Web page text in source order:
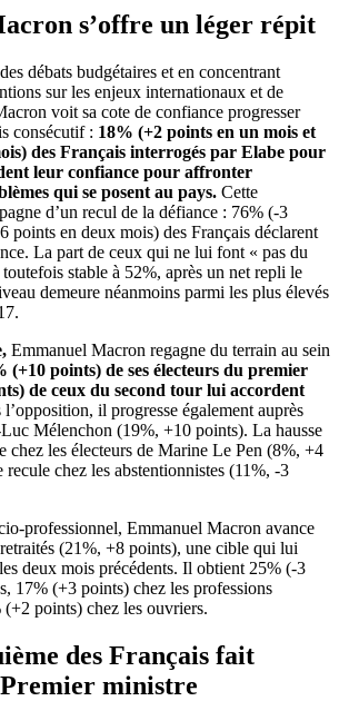
s’offre un léger répit
débats budgétaires et en concentrant
sur les enjeux internationaux et de
voit sa cote de confiance progresser
consécutif : 18% (+2 points en un mois et
des Français interrogés par Elabe pour
leur confiance pour affronter
qui se posent au pays. Cette
d’un recul de la défiance : 76% (-3
points en deux mois) des Français déclarent
La part de ceux qui ne lui font « pas du
stable à 52%, après un net repli le
demeure néanmoins parmi les plus élevés
Emmanuel Macron regagne du terrain au sein
(+10 points) de ses électeurs du premier
de ceux du second tour lui accordent
l’opposition, il progresse également auprès
Luc Mélenchon (19%, +10 points). La hausse
chez les électeurs de Marine Le Pen (8%, +4
chez les abstentionnistes (11%, -3
professionnel, Emmanuel Macron avance
(21%, +8 points), une cible qui lui
deux mois précédents. Il obtient 25% (-3
17% (+3 points) chez les professions
points) chez les ouvriers.
des Français fait
ministre